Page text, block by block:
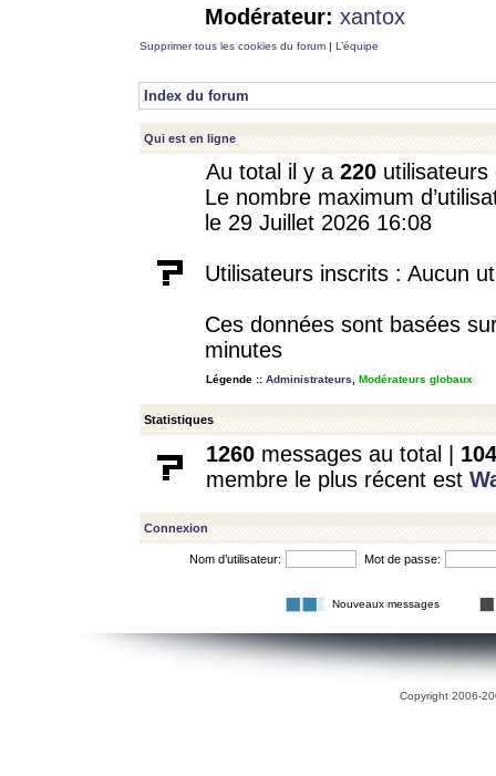
Modérateur: xantox
Supprimer tous les cookies du forum | L’équipe
Index du forum
Qui est en ligne
Au total il y a 220
Le nombre maximum
le 29 Juillet 2026 16:08
Utilisateurs inscrits : Aucun
Ces données sont basées
minutes
Légende :: Administrateurs Modérateurs globaux
Statistiques
1260 messages au total | 104
membre le plus récent est
Connexion
Nom d’utilisateur: Mot de passe:
Nouveaux messages
Copyright 2006-